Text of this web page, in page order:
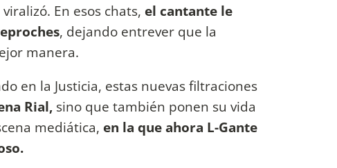
En esos chats, el cantante le
, dejando entrever que la
manera.
en la Justicia, estas nuevas filtraciones
Rial, sino que también ponen su vida
mediática, en la que ahora L-Gante